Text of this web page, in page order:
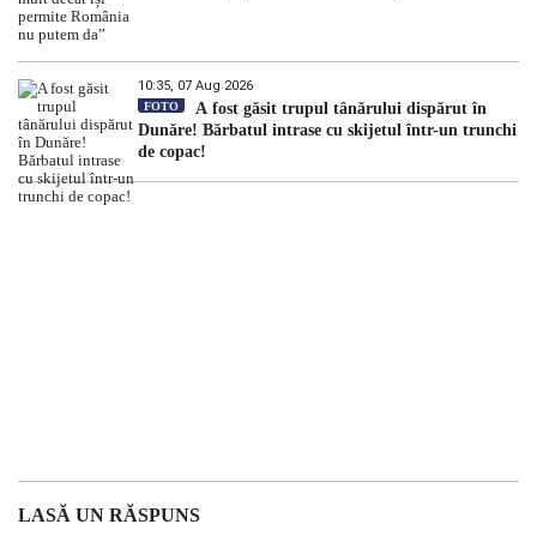
10:35, 07 Aug 2026
FOTO
A fost găsit trupul tânărului dispărut în
Dunăre! Bărbatul intrase cu skijetul într-un trunchi
de copac!
LASĂ UN RĂSPUNS